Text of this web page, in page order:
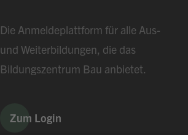
Die Anmeldeplattform für alle Aus-
und Weiterbildungen, die das
Bildungszentrum Bau anbietet.
Zum Login